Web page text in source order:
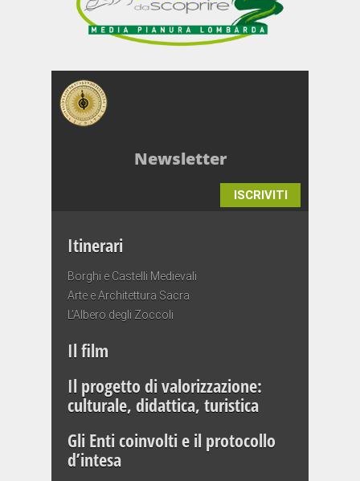
Newsletter
ISCRIVITI
Itinerari
Borghi e Castelli Medievali
Arte e Architettura Sacra
L’Albero degli Zoccoli
Il film
Il progetto di valorizzazione:
culturale, didattica, turistica
Gli Enti coinvolti e il protocollo
d’intesa